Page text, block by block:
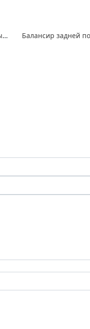
Кулак разжимной правый 5202-35021110-03